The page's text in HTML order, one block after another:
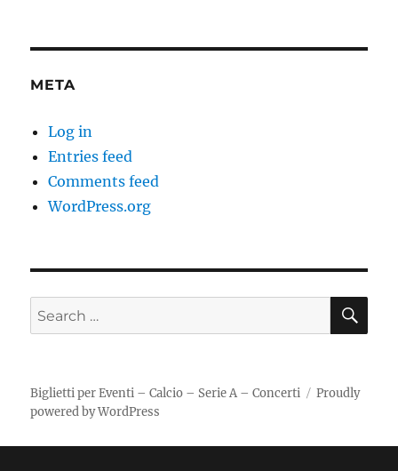
META
Log in
Entries feed
Comments feed
WordPress.org
Search
for:
Biglietti per Eventi – Calcio – Serie A – Concerti
Proudly
powered by WordPress